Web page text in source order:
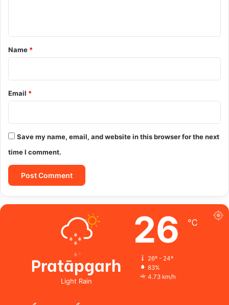
*
Name *
Email *
Save my name, email, and website in this browser for the next
time I comment.
Pratāpgarh
Light Rain
26 ℃
26º - 24º
83%
4.73 km/h